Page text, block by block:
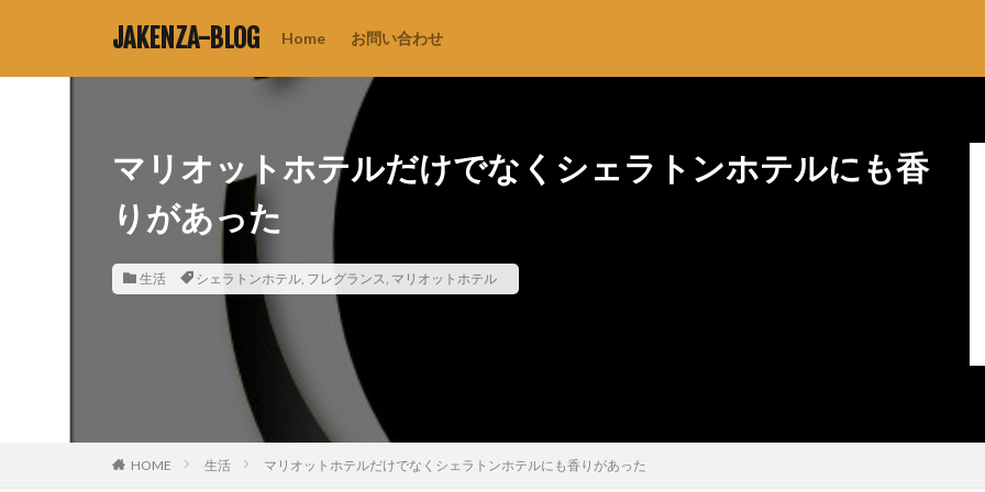
JAKENZA-BLOG Home お問い合わせ
マリオットホテルだけでなくシェラトンホテルにも香
りがあった
生活 シェラトンホテル, フレグランス, マリオットホテル
HOME 生活 マリオットホテルだけでなくシェラトンホテルにも香りがあった